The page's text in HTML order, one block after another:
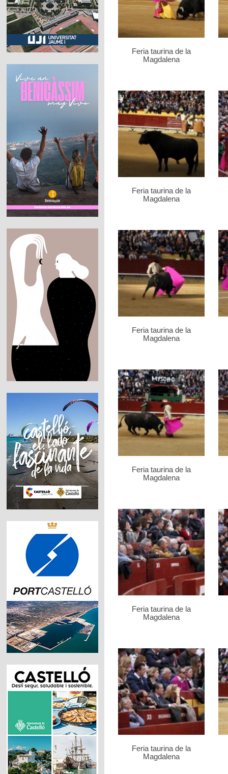
Feria taurina de la
Magdalena
Feria taurina de la
Magdalena
Feria taurina de la
Magdalena
Feria taurina de la
Magdalena
Feria taurina de la
Magdalena
Feria taurina de la
Magdalena